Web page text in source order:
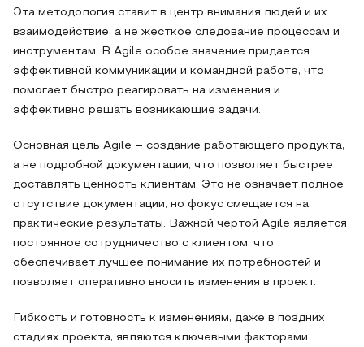
Эта методология ставит в центр внимания людей и их
взаимодействие, а не жесткое следование процессам и
инструментам. В Agile особое значение придается
эффективной коммуникации и командной работе, что
помогает быстро реагировать на изменения и
эффективно решать возникающие задачи.
Основная цель Agile – создание работающего продукта,
а не подробной документации, что позволяет быстрее
доставлять ценность клиентам. Это не означает полное
отсутствие документации, но фокус смещается на
практические результаты. Важной чертой Agile является
постоянное сотрудничество с клиентом, что
обеспечивает лучшее понимание их потребностей и
позволяет оперативно вносить изменения в проект.
Гибкость и готовность к изменениям, даже в поздних
стадиях проекта, являются ключевыми факторами